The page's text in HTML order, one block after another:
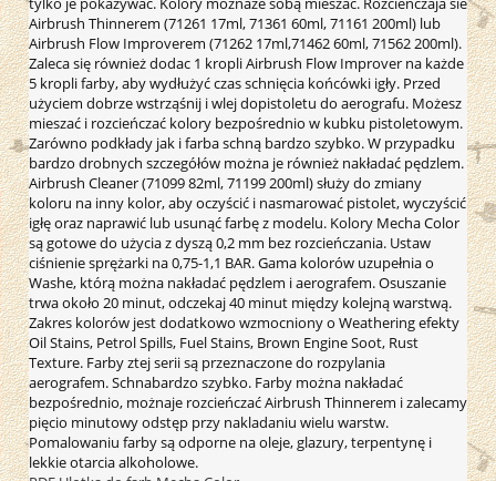
Airbrush Thinnerem (71261 17ml, 71361 60ml, 71161 200ml) lub
Airbrush Flow Improverem (71262 17ml,71462 60ml, 71562 200ml).
Zaleca się również dodac 1 kropli Airbrush Flow Improver na każde
5 kropli farby, aby wydłużyć czas schnięcia końcówki igły. Przed
użyciem dobrze wstrząśnij i wlej dopistoletu do aerografu. Możesz
mieszać i rozcieńczać kolory bezpośrednio w kubku pistoletowym.
Zarówno podkłady jak i farba schną bardzo szybko. W przypadku
bardzo drobnych szczegółów można je również nakładać pędzlem.
Airbrush Cleaner (71099 82ml, 71199 200ml) służy do zmiany
koloru na inny kolor, aby oczyścić i nasmarować pistolet, wyczyścić
igłę oraz naprawić lub usunąć farbę z modelu. Kolory Mecha Color
są gotowe do użycia z dyszą 0,2 mm bez rozcieńczania. Ustaw
ciśnienie sprężarki na 0,75-1,1 BAR. Gama kolorów uzupełnia o
Washe, którą można nakładać pędzlem i aerografem. Osuszanie
trwa około 20 minut, odczekaj 40 minut między kolejną warstwą.
Zakres kolorów jest dodatkowo wzmocniony o Weathering efekty
Oil Stains, Petrol Spills, Fuel Stains, Brown Engine Soot, Rust
Texture. Farby ztej serii są przeznaczone do rozpylania
aerografem. Schnabardzo szybko. Farby można nakładać
bezpośrednio, możnaje rozcieńczać Airbrush Thinnerem i zalecamy
pięcio minutowy odstęp przy nakladaniu wielu warstw.
Pomalowaniu farby są odporne na oleje, glazury, terpentynę i
lekkie otarcia alkoholowe.